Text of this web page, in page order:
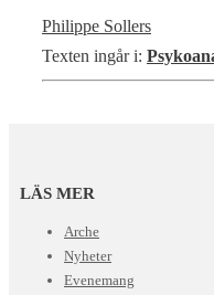
Philippe Sollers
Texten ingår i:
LÄS MER
Arche
Nyheter
Evenemang